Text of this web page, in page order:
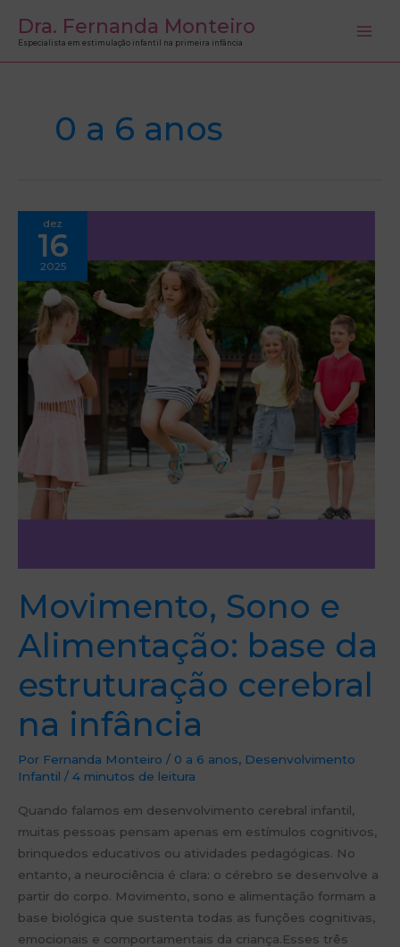
paraDra. Fernanda Monteiro
Especialista em estimulação infantil na primeira infância
0 a 6 anos
dez
16
2025
Movimento, Sono e
Alimentação: base da
estruturação cerebral
na infância
Por Fernanda Monteiro / 0 a 6 anos, Desenvolvimento
Infantil / 4 minutos de leitura
Quando falamos em desenvolvimento cerebral infantil,
muitas pessoas pensam apenas em estímulos cognitivos,
brinquedos educativos ou atividades pedagógicas. No
entanto, a neurociência é clara: o cérebro se desenvolve a
partir do corpo. Movimento, sono e alimentação formam a
base biológica que sustenta todas as funções cognitivas,
emocionais e comportamentais da criança.Esses três
Movimento,
Sono
e
Alimentação:
base
da
estruturação
cerebral
na
infância